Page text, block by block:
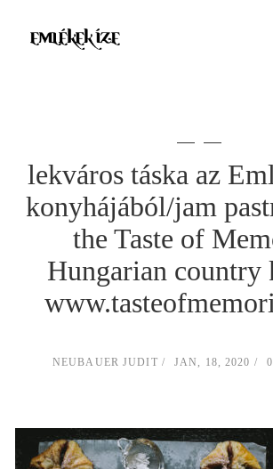
lekváros táska az
konyhájából/jam
the Taste of
Hungarian country
NEUBAUER JUDIT JAN, 18, 2020